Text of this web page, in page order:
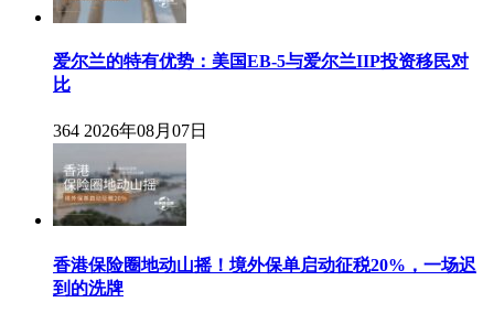
爱尔兰的特有优势：美国EB-5与爱尔兰IIP投资移民对
比
364 2026年08月07日
香港保险圈地动山摇！境外保单启动征税20%，一场迟
到的洗牌